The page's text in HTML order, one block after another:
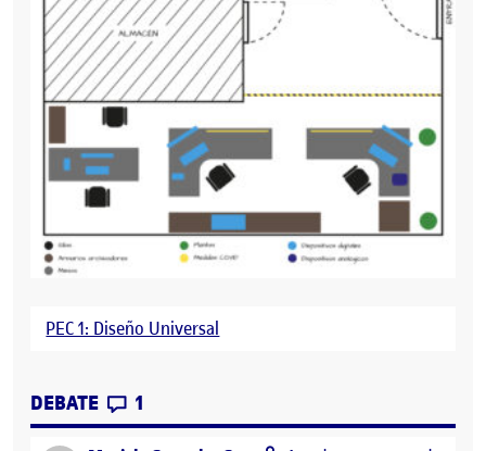
PEC 1: Diseño Universal
DEBATE CONTRIBUTIONS
1